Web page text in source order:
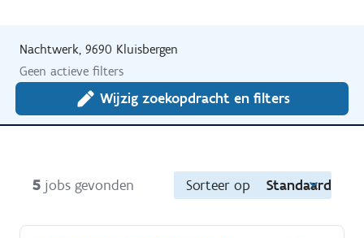
Nachtwerk, 9690 Kluisbergen
Geen actieve filters
Wijzig zoekopdracht en filters
5 jobs gevonden Sorteer op Standaard